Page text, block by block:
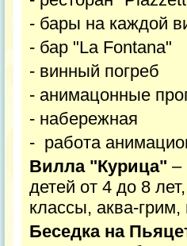
- бары на каждой
- бар "La Fontana"
- винный погреб
- анимацонные
- набережная
- работа
Вилла "Курица" –
детей от 4 до 8
классы, аква-
Беседка на